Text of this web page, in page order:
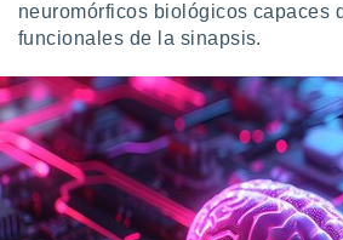
neuromórficos biológicos capaces
funcionales de la sinapsis.